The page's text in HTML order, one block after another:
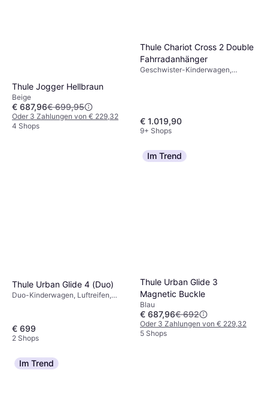
Thule Jogger Hellbraun
Beige
€ 687,96€ 699,95
Oder 3 Zahlungen von € 229,32
4 Shops
Thule Chariot Cross 2 Double
Fahrradanhänger
Geschwister-Kinderwagen,
€ 1.019,90
9+ Shops
Thule Urban Glide 4 (Duo)
Duo-Kinderwagen, Luftreifen,
Rückenlehne, Einhandbedienung,
Ergonomischer Griff, Blau
€ 699
2 Shops
Im Trend
Thule Urban Glide 3
Magnetic Buckle
Blau
€ 687,96€ 692
Oder 3 Zahlungen von € 229,32
5 Shops
Im Trend